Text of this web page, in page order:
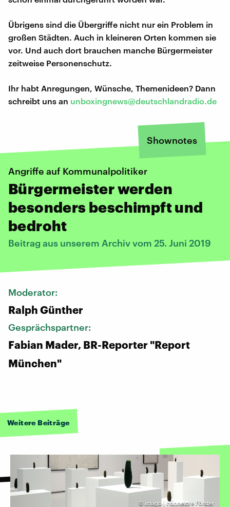
Übrigens sind die Übergriffe nicht nur ein Problem in
großen Städten. Auch in kleineren Orten kommen sie
vor. Und auch dort brauchen manche Bürgermeister
zeitweise Personenschutz.
Ihr habt Anregungen, Wünsche, Themenideen? Dann
schreibt uns an unboxingnews@deutschlandradio.de
Shownotes
Angriffe auf Kommunalpolitiker
Bürgermeister werden
besonders beschimpft und
bedroht
Beitrag aus unserem Archiv vom 25. Juni 2019
Moderator:
Ralph Günther
Gesprächspartner:
Fabian Mader, BR-Reporter "Report
München"
Weitere Beiträge
© imago | Hannelore Förster